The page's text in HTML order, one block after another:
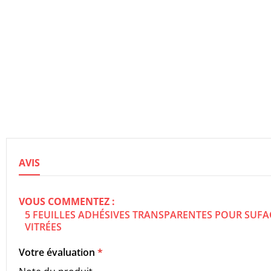
AVIS
VOUS COMMENTEZ :
5 FEUILLES ADHÉSIVES TRANSPARENTES POUR
VITRÉES
Votre évaluation